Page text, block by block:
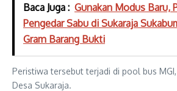
Baca Juga : Gunakan Modus Baru,
Pengedar Sabu di Sukaraja
Gram Barang Bukti
Peristiwa tersebut terjadi di pool bus MGI,
Desa Sukaraja.